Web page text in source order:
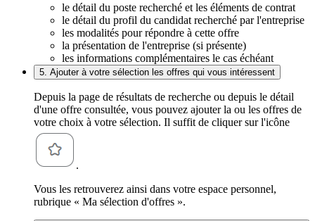
le détail du poste recherché et les éléments de contrat
le détail du profil du candidat recherché par l'entreprise
les modalités pour répondre à cette offre
la présentation de l'entreprise (si présente)
les informations complémentaires le cas échéant
5. Ajouter à votre sélection les offres qui vous intéressent
Depuis la page de résultats de recherche ou depuis le détail
d'une offre consultée, vous pouvez ajouter la ou les offres de
votre choix à votre sélection. Il suffit de cliquer sur l'icône
.
Vous les retrouverez ainsi dans votre espace personnel,
rubrique « Ma sélection d'offres ».